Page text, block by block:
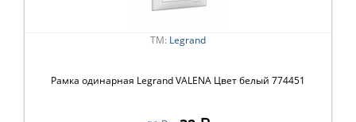
ТМ: Legrand
Рамка одинарная Legrand VALENA Цвет белый 774451